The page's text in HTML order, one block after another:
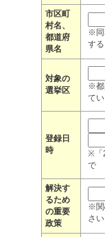
市区町
村名、
都道府
県名
※同
す
対象の
選挙区
※都
て
登録日
時
※「
で
解決す
るため
の重要
政策
※関
さい